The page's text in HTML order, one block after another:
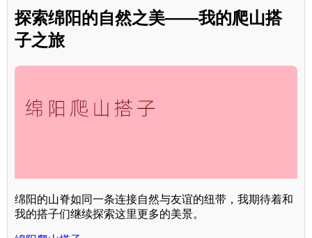
探索绵阳的自然之美——我的爬山搭
子之旅
绵阳的山脊如同一条连接自然与友谊的纽带，我期待着和
我的搭子们继续探索这里更多的美景。